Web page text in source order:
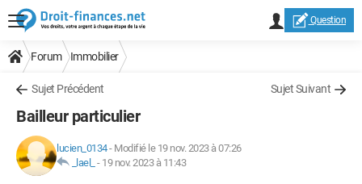
Question
Forum Immobilier
Sujet Précédent Sujet Suivant
Bailleur particulier
lucien_0134- Modifié le 19 nov. 2023 à 07:26
_lael_
- 19 nov. 2023 à 11:43